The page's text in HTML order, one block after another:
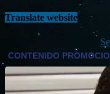
Translate website